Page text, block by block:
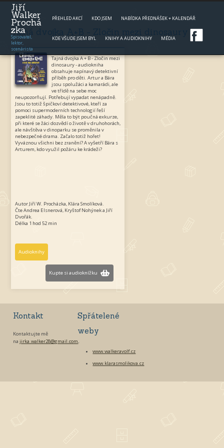
Jiří
Walker
Prochá
zka
Spisovatel,
lektor,
scenárista
PŘEHLED AKCÍ KDO JSEM NABÍDKA PŘEDNÁŠEK + KALENDÁŘ
KDE VŠUDE JSEM BYL KNIHY A AUDIOKNIHY MÉDIA
Tajná dvojka A+B - Zločin mezi dinosaury
Tajná dvojka A + B - Zločin mezi
dinosaury - audiokniha
obsahuje napínavý detektivní
příběh pro děti. Artur a Bára
jsou spolužáci a kamarádi, ale
ve třídě na sebe moc
neupozorňují. Potřebují vypadat nenápadně.
Jsou to totiž špičkoví detektivové, kteří za
pomoci supermoderních technologií řeší
zapeklité záhady. Měla to být poučná exkurze,
při které se žáci dozvědí o životě v druhohorách,
ale návštěva v dinoparku se proměnila v
nebezpečné drama. Začalo totiž hořet!
Vyváznou všichni bez zranění? A vyšetří Bára s
Arturem, kdo využil požáru ke krádeži?
Autor Jiří W. Procházka, Klára Smolíková.
Čte Andrea Elsnerová, Kryštof Nohýnek a Jiří
Dvořák.
Délka 1 hod 52 min
Audioknihy
Kupte si audioknížku
Kontakt
Kontaktujte mě
na jirka.walker28@gmail.com.
Spřátelené
weby
www.walkeravolf.cz
www.klarasmolikova.cz